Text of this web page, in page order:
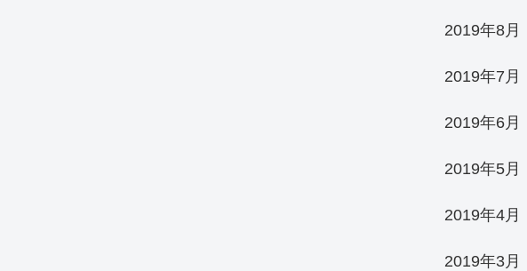
2019年8月
2019年7月
2019年6月
2019年5月
2019年4月
2019年3月